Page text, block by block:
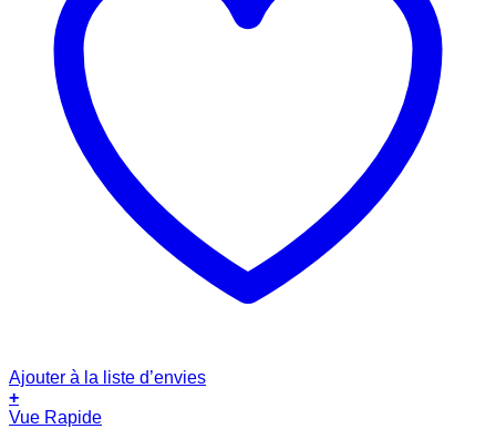
Ajouter à la liste d’envies
+
Vue Rapide